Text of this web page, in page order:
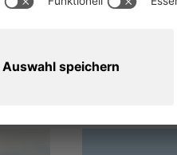
Ein
Zukunft